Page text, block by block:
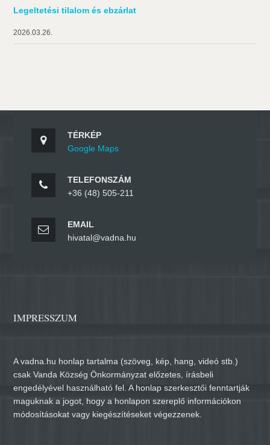
Legeltetési tilalom és ebzárlat
2026.03.26.
TÉRKÉP
Google Maps
TELEFONSZÁM
+36 (48) 505-211
EMAIL
hivatal@vadna.hu
IMPRESSZUM
A vadna.hu honlap tartalma (szöveg, kép, hang, videó stb.)
csak Vanda Község Önkormányzat előzetes, írásbeli
engedélyével használható fel. A honlap szerkesztői fenntartják
maguknak a jogot, hogy a honlapon szereplő információkon
módosításokat vagy kiegészítéseket végezzenek.